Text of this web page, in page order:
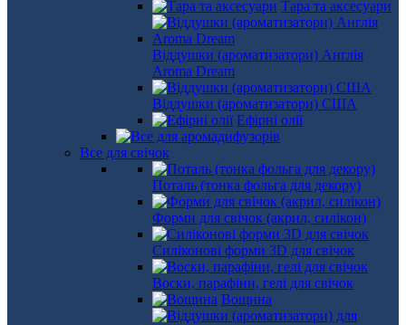
Тара та аксесуари
Віддушки (ароматизатори) Англія
Aroma Dream
Віддушки (ароматизатори) США
Ефірні олії
Все для свічок
Поталь (тонка фольга для декору)
Форми для свічок (акрил, силікон)
Силіконові форми 3D для свічок
Воски, парафіни, гелі для свічок
Вощина